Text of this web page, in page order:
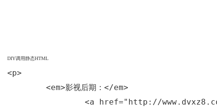
DIY调用静态HTML
<p>